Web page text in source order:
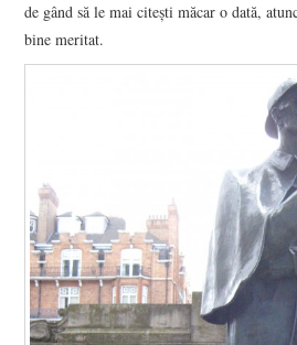
de gând să le mai citeşti măcar o dată,
bine meritat.